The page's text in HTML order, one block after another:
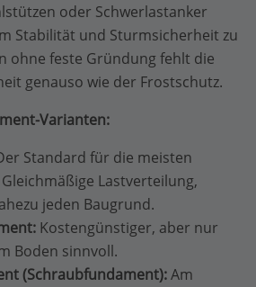
oder Schwerlastanker
Stabilität und Sturmsicherheit zu
ohne feste Gründung fehlt die
genauso wie der Frostschutz.
Varianten:
Standard für die meisten
Lastverteilung,
jeden Baugrund.
Kostengünstiger, aber nur
Boden sinnvoll.
(Schraubfundament):Am